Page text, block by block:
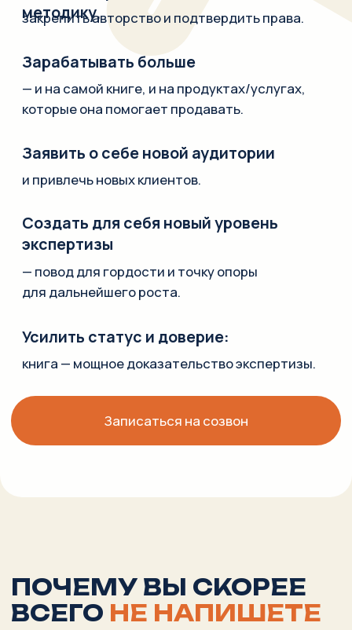
В КОМПАНИИ РЕДКО ЕСТЬ
ЧЕЛОВЕК, КОТОРЫЙ ОБЛАДАЕТ
ОПЫТОМ НАПИСАНИЯ КНИГ
ЛЮДИ СДАЮТСЯ
И ПЕРЕКЛЮЧАЮТСЯ НА ЗАДАЧИ
и книга остаётся в виде черновиков и заметок
«до лучших времён».
САМО ПИСАНИЕ КНИГИ
ДЕНЕГ И ИЗВЕСТНОСТИ,
продолжать быстро падает.